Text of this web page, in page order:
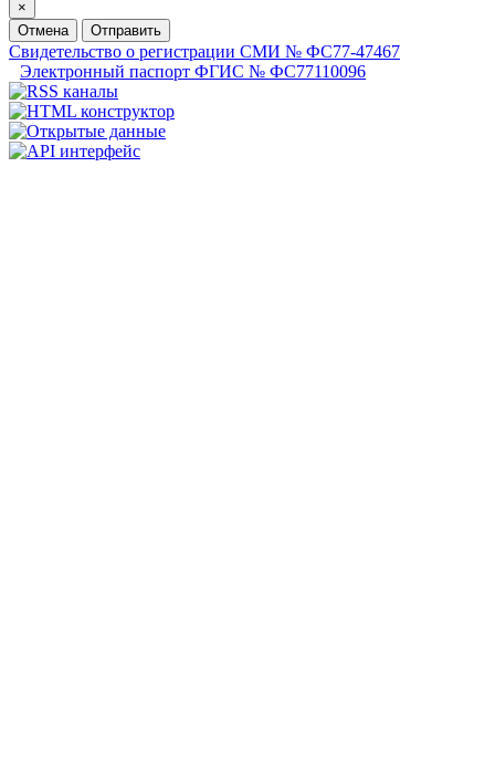
×
Отмена
Отправить
Свидетельство о регистрации СМИ № ФС77-47467
Электронный паспорт ФГИС № ФС77110096